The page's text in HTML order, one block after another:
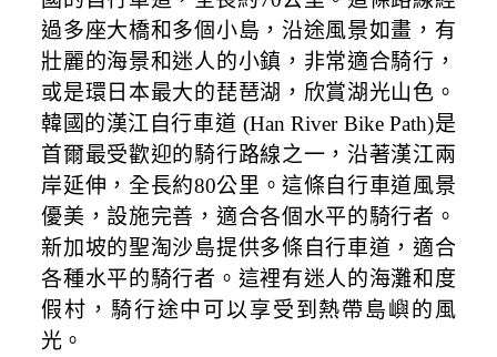
過多座大橋和多個小島，沿途風景如畫，有
壯麗的海景和迷人的小鎮，非常適合騎行，
或是環日本最大的琵琶湖，欣賞湖光山色。
韓國的漢江自行車道 (Han River Bike Path)是
首爾最受歡迎的騎行路線之一，沿著漢江兩
岸延伸，全長約80公里。這條自行車道風景
優美，設施完善，適合各個水平的騎行者。
新加坡的聖淘沙島提供多條自行車道，適合
各種水平的騎行者。這裡有迷人的海灘和度
假村，騎行途中可以享受到熱帶島嶼的風
光。